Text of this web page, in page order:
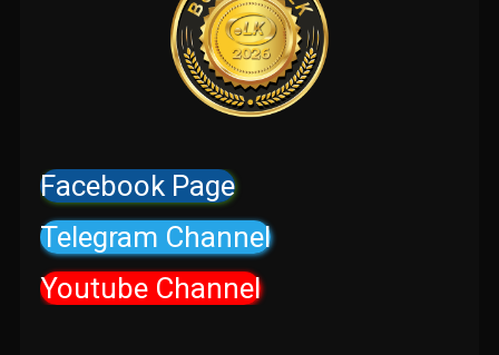
Facebook Page
Telegram Channel
Youtube Channel